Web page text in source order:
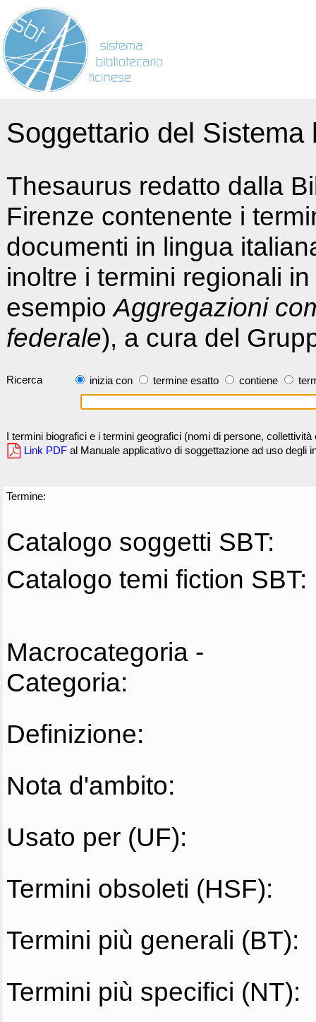
Soggettario del
Thesaurus redatto dalla
Firenze contenente i
documenti in lingua
inoltre i termini regionali
esempioAggregazioni
federale), a cura del
Ricerca inizia con termine esatto contiene
I termini biografici e i termini geografici (nomi di persone,
Link PDF al Manuale applicativo di soggettazione ad uso degli
Termine:
Catalogo soggetti SBT:
Catalogo temi fiction SBT:
Macrocategoria -
Categoria:
Definizione:
Nota d'ambito:
Usato per (UF):
Termini obsoleti (HSF):
Termini più generali (BT):
Termini più specifici (NT):